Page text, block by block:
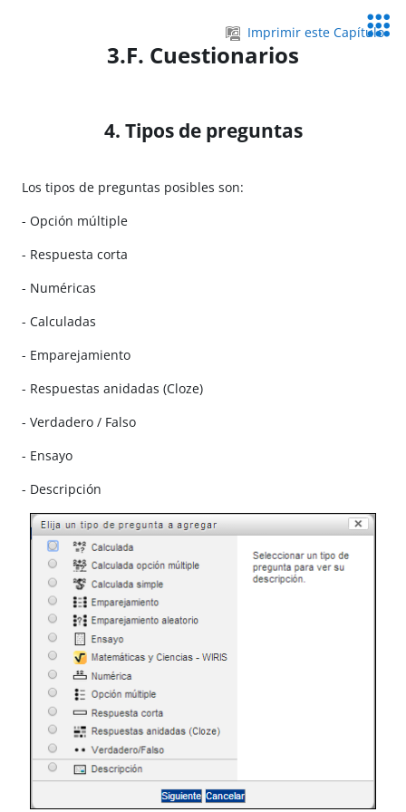
Imprimir este Capítulo
3.F. Cuestionarios
4. Tipos de preguntas
Los tipos de preguntas posibles son:
- Opción múltiple
- Respuesta corta
- Numéricas
- Calculadas
- Emparejamiento
- Respuestas anidadas (Cloze)
- Verdadero / Falso
- Ensayo
- Descripción